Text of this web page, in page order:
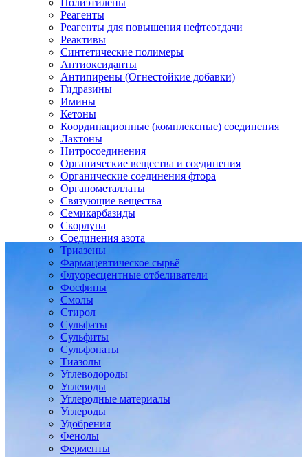
Полиэтилены
Реагенты
Реагенты для повышения нефтеотдачи
Реактивы
Синтетические полимеры
Антиоксиданты
Антипирены (Огнестойкие добавки)
Гидразины
Имины
Кетоны
Координационные (комплексные) соединения
Лактоны
Нитросоединения
Органические вещества и соединения
Органические соединения фтора
Органометаллаты
Связующие вещества
Семикарбазиды
Скорлупа
Соединения азота
Триазены
Фармацевтическое сырьё
Флуоресцентные отбеливатели
Фосфины
Смолы
Стирол
Сульфаты
Сульфиты
Сульфонаты
Тиазолы
Углеводороды
Углеводы
Углеродные материалы
Углероды
Удобрения
Фенолы
Ферменты